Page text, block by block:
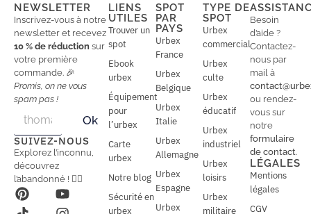
NEWSLETTER
Inscrivez-vous à notre
newsletter et recevez
10 % de réduction sur
votre première
commande. 🎉
Promis, on ne vous
spam pas !
a
i
l
a
i
l
*
Ok
SUIVEZ-NOUS
Explorez l’inconnu,
découvrez
l’abandonné ! 🕵️‍♂️
LIENS
UTILES
Trouver un
spot
Ebook
urbex
Équipement
pour
l’urbex
Carte
urbex
Notre blog
Sécurité en
urbex
SPOT
PAR
PAYS
Urbex
France
Urbex
Belgique
Urbex
Italie
Urbex
Allemagne
Urbex
Espagne
Urbex
TYPE DE
SPOT
Urbex
commercial
Urbex
culte
Urbex
éducatif
Urbex
industriel
Urbex
loisirs
Urbex
militaire
Besoin
d’aide ?
Contactez-
nous par
mail à
ou rendez-
vous sur
notre
formulaire
de contact.
LÉGALES
Mentions
légales
CGV